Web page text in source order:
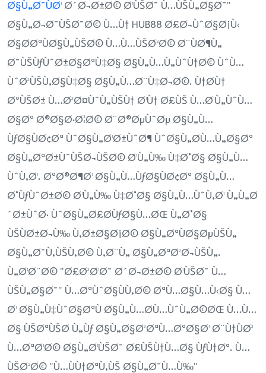
Ø§Ù„Ø¯ÙØ¹ Ø´Ø¬Ø±Ø© Ø¹ÙŠØ¯ Ù…ÙŠÙ„Ø§Ø¯"
Ø§Ù„Ø¬Ø¯ÙŠØ¯Ø© Ù…Ù† HUB88 Ø£Ø¬ÙˆØ§Ø¡Ù‹
Ø§Ø­ØªÙØ§Ù„ÙŠØ© Ù…Ù…ÙŠØ²Ø© Ø¨ÙØ¶Ù„
Ø¯ÙŠÙƒÙˆØ±Ø§ØªÙ‡Ø§ Ø§Ù„Ù…Ù„ÙˆÙ†Ø© ÙˆÙ…
ÙˆØ³ÙŠÙ‚Ø§Ù‡Ø§ Ø§Ù„Ù…Ø¨Ù‡Ø¬Ø©. Ù†Ø­Ù†
ØºÙŠØ± Ù…Ø³Ø¤ÙˆÙ„ÙŠÙ† Ø¹Ù† Ø£ÙŠ Ù…Ø¹Ù„ÙˆÙ…
Ø§Øª Ø®Ø§Ø·Ø¦Ø© Ø¨Ø®ØµÙˆØµ Ø§Ù„Ù…
ÙƒØ§ÙØ¢Øª ÙˆØ§Ù„Ø¹Ø±ÙˆØ¶ ÙˆØ§Ù„Ø­Ù…Ù„Ø§Øª
Ø§Ù„ØªØ±ÙˆÙŠØ¬ÙŠØ© Ø¹Ù„Ù‰ Ù‡Ø°Ø§ Ø§Ù„Ù…
ÙˆÙ‚Ø¹. ØªØ®Ø¶Ø¹ Ø§Ù„Ù…ÙƒØ§ÙØ¢Øª Ø§Ù„Ù…
Ø°ÙƒÙˆØ±Ø© Ø¹Ù„Ù‰ Ù‡Ø°Ø§ Ø§Ù„Ù…ÙˆÙ‚Ø¹ Ù„Ù„Ø
´Ø±ÙˆØ· ÙˆØ§Ù„Ø£Ø­ÙƒØ§Ù…ØŒ Ù„Ø°Ø§
ÙŠÙØ±Ø¬Ù‰ Ù‚Ø±Ø§Ø¡Ø© Ø§Ù„ØªÙØ§ØµÙŠÙ„
Ø§Ù„Ø¯Ù‚ÙŠÙ‚Ø© Ù‚Ø¨Ù„ Ø§Ù„ØªØ³Ø¬ÙŠÙ„.
Ù„Ø¹Ø¨Ø© "Ø£Ø³Ø¹Ø¯ Ø´Ø¬Ø±Ø© Ø¹ÙŠØ¯ Ù…
ÙŠÙ„Ø§Ø¯" Ù…ØªÙˆØ§ÙÙ‚Ø© ØªÙ…Ø§Ù…Ù‹Ø§ Ù…
Ø¹ Ø§Ù„Ù‡ÙˆØ§ØªÙ Ø§Ù„Ù…Ø­Ù…ÙˆÙ„Ø©ØŒ Ù…Ù…
Ø§ ÙŠØªÙŠØ­ Ù„Ùƒ Ø§Ù„Ø§Ø³ØªÙ…ØªØ§Ø¹ Ø¨Ù†ÙØ³
Ù…ØªØ¹Ø© Ø§Ù„Ø¹ÙŠØ¯ Ø£ÙŠÙ†Ù…Ø§ ÙƒÙ†Øª. Ù…
ÙŠØ²Ø© "Ù…ÙÙ†ØªÙ‚ÙŠ Ø§Ù„Ø¯Ù…Ù‰"